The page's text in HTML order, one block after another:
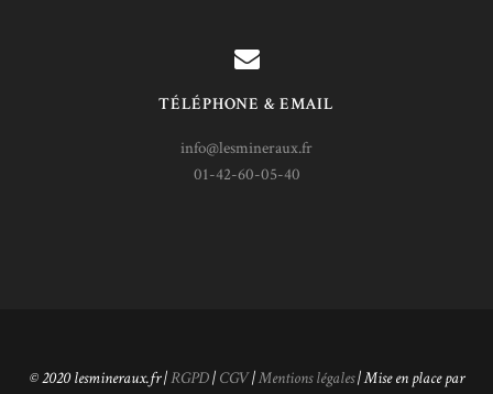
TÉLÉPHONE & EMAIL
info@lesmineraux.fr
01-42-60-05-40
© 2020 lesmineraux.fr |RGPD| CGV|Mentions légales| Mise en place par